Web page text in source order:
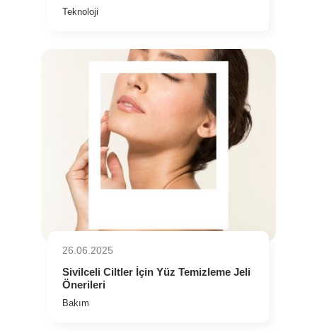
Teknoloji
26.06.2025
⁠Sivilceli Ciltler İçin Yüz Temizleme Jeli
Önerileri
Bakım